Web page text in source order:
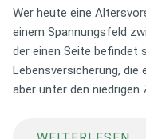
Wer heute eine
einem Spannungsfeld
der einen Seite befindet
Lebensversicherung, die
aber unter den niedrigen